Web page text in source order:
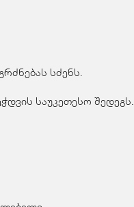
სძენს.
საუკეთესო შედეგს.